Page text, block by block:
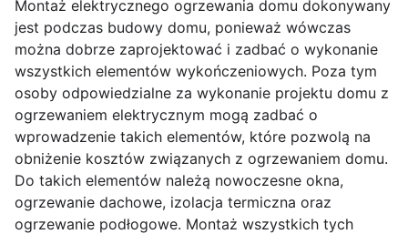
Montaż elektrycznego ogrzewania domu dokonywany
jest podczas budowy domu, ponieważ wówczas
można dobrze zaprojektować i zadbać o wykonanie
wszystkich elementów wykończeniowych. Poza tym
osoby odpowiedzialne za wykonanie projektu domu z
ogrzewaniem elektrycznym mogą zadbać o
wprowadzenie takich elementów, które pozwolą na
obniżenie kosztów związanych z ogrzewaniem domu.
Do takich elementów należą nowoczesne okna,
ogrzewanie dachowe, izolacja termiczna oraz
ogrzewanie podłogowe. Montaż wszystkich tych